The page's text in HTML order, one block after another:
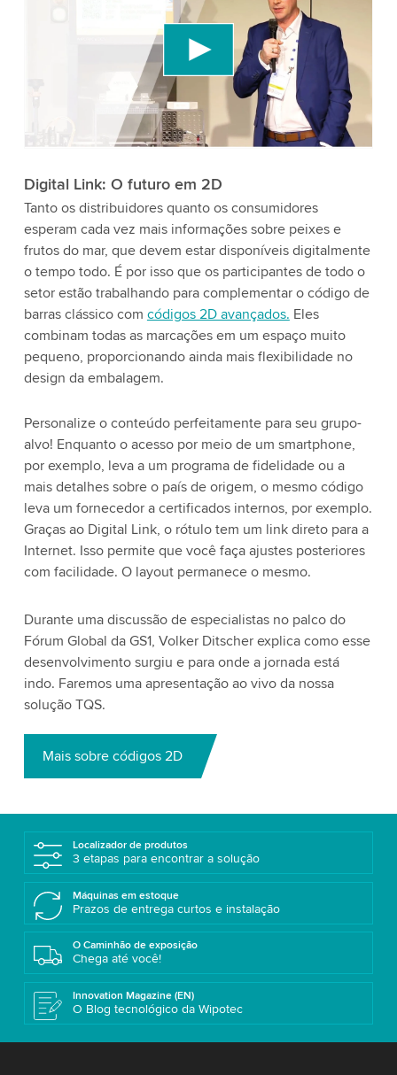
We use a third party service to embed video
content that may collect data about your activity.
Please review the details and accept the service
to watch this video.
Accept More information
Digital Link: O futuro em 2D
Tanto os distribuidores quanto os consumidores
esperam cada vez mais informações sobre peixes e
frutos do mar, que devem estar disponíveis digitalmente
o tempo todo. É por isso que os participantes de todo o
setor estão trabalhando para complementar o código de
barras clássico com códigos 2D avançados. Eles
combinam todas as marcações em um espaço muito
pequeno, proporcionando ainda mais flexibilidade no
design da embalagem.
Personalize o conteúdo perfeitamente para seu grupo-
alvo! Enquanto o acesso por meio de um smartphone,
por exemplo, leva a um programa de fidelidade ou a
mais detalhes sobre o país de origem, o mesmo código
leva um fornecedor a certificados internos, por exemplo.
Graças ao Digital Link, o rótulo tem um link direto para a
Internet. Isso permite que você faça ajustes posteriores
com facilidade. O layout permanece o mesmo.
Durante uma discussão de especialistas no palco do
Fórum Global da GS1, Volker Ditscher explica como esse
desenvolvimento surgiu e para onde a jornada está
indo. Faremos uma apresentação ao vivo da nossa
solução TQS.
Mais sobre códigos 2D
Localizador de produtos
3 etapas para encontrar a solução
Máquinas em estoque
Prazos de entrega curtos e instalação
O Caminhão de exposição
Chega até você!
Innovation Magazine (EN)
O Blog tecnológico da Wipotec